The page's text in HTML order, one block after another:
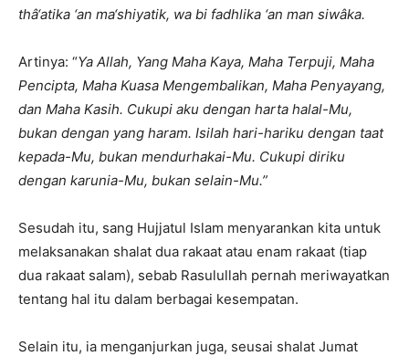
thâ‘atika ‘an ma‘shiyatik, wa bi fadhlika ‘an man siwâka.
Artinya: “Ya Allah, Yang Maha Kaya, Maha Terpuji, Maha
Pencipta, Maha Kuasa Mengembalikan, Maha Penyayang,
dan Maha Kasih. Cukupi aku dengan harta halal-Mu,
bukan dengan yang haram. Isilah hari-hariku dengan taat
kepada-Mu, bukan mendurhakai-Mu. Cukupi diriku
dengan karunia-Mu, bukan selain-Mu.”
Sesudah itu, sang Hujjatul Islam menyarankan kita untuk
melaksanakan shalat dua rakaat atau enam rakaat (tiap
dua rakaat salam), sebab Rasulullah pernah meriwayatkan
tentang hal itu dalam berbagai kesempatan.
Selain itu, ia menganjurkan juga, seusai shalat Jumat